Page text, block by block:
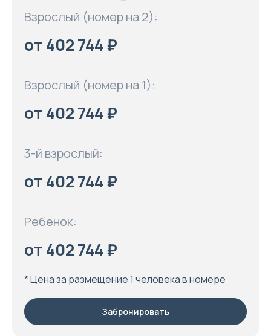
Взрослый (номер на 2):
от 402 744 ₽
Взрослый (номер на 1):
от 402 744 ₽
3-й взрослый:
от 402 744 ₽
Ребенок:
от 402 744 ₽
* Цена за размещение 1 человека в номере
Забронировать